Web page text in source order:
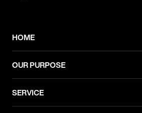
HOME
OUR PURPOSE
SERVICE